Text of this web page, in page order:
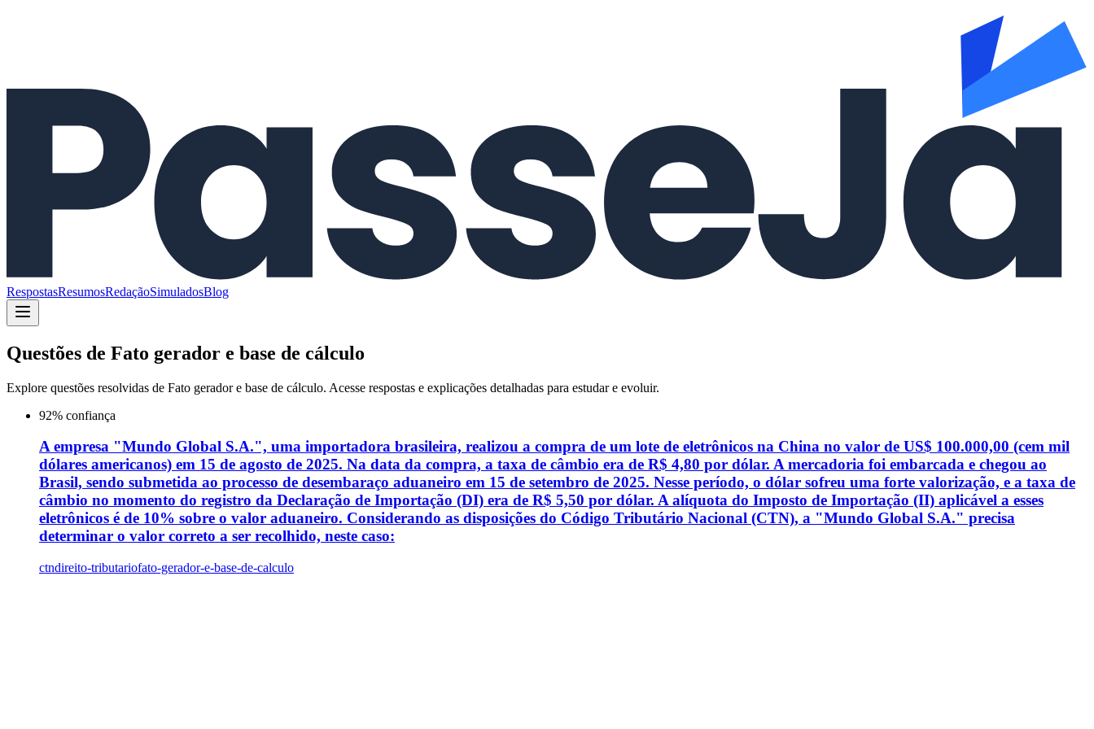
RespostasResumosRedaçãoSimuladosBlog
Questões de Fato gerador e base de cálculo
Explore questões resolvidas de Fato gerador e base de cálculo. Acesse respostas e explicações detalhadas para estudar e evoluir.
92% confiança
A empresa "Mundo Global S.A.", uma importadora brasileira, realizou a compra de um lote de eletrônicos na China no valor de US$ 100.000,00 (cem mil
dólares americanos) em 15 de agosto de 2025. Na data da compra, a taxa de câmbio era de R$ 4,80 por dólar. A mercadoria foi embarcada e chegou ao
Brasil, sendo submetida ao processo de desembaraço aduaneiro em 15 de setembro de 2025. Nesse período, o dólar sofreu uma forte valorização, e a taxa de
câmbio no momento do registro da Declaração de Importação (DI) era de R$ 5,50 por dólar. A alíquota do Imposto de Importação (II) aplicável a esses
eletrônicos é de 10% sobre o valor aduaneiro. Considerando as disposições do Código Tributário Nacional (CTN), a "Mundo Global S.A." precisa
determinar o valor correto a ser recolhido, neste caso:
ctndireito-tributariofato-gerador-e-base-de-calculo